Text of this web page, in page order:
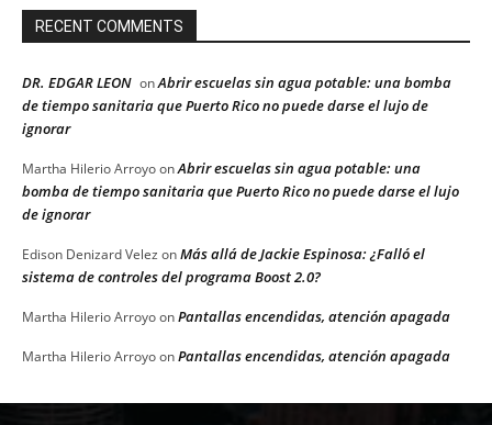
RECENT COMMENTS
DR. EDGAR LEON onAbrir escuelas sin agua potable: una bomba
de tiempo sanitaria que Puerto Rico no puede darse el lujo de
ignorar
Martha Hilerio ArroyoonAbrir escuelas sin agua potable: una
bomba de tiempo sanitaria que Puerto Rico no puede darse el lujo
de ignorar
Edison Denizard Velez onMás allá de Jackie Espinosa: ¿Falló el
sistema de controles del programa Boost 2.0?
Martha Hilerio ArroyoonPantallas encendidas, atención apagada
Martha Hilerio ArroyoonPantallas encendidas, atención apagada